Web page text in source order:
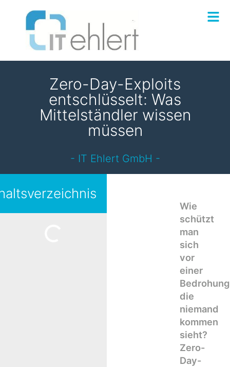
springen
Zero-Day-Exploits
entschlüsselt: Was
Mittelständler wissen
müssen
- IT Ehlert GmbH -
Wie
schützt
man
sich
vor
einer
die
niemand
kommen
sieht?
Zero-
Day-